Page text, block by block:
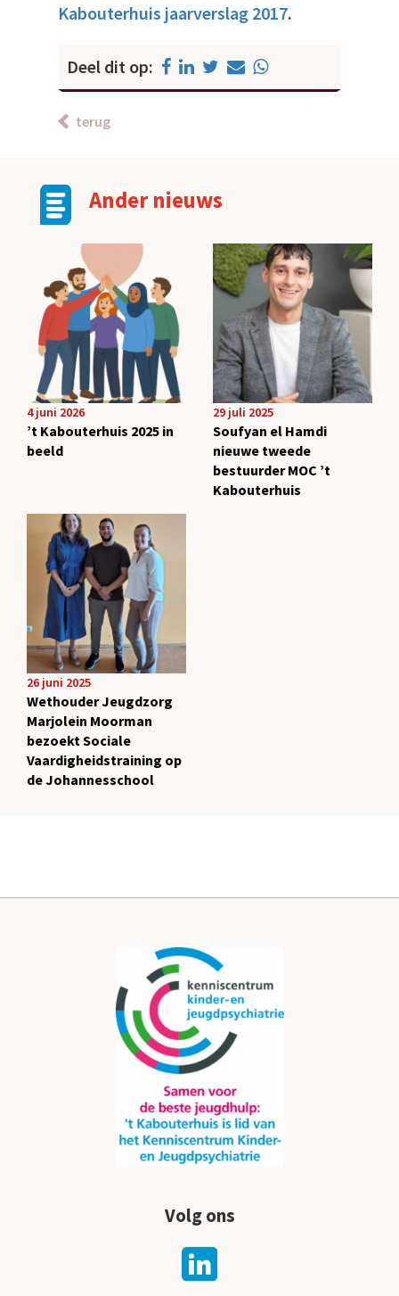
Kabouterhuis jaarverslag 2017.
Deel dit op:
terug
Ander nieuws
4 juni 2026
’t Kabouterhuis 2025 in
beeld
29 juli 2025
Soufyan el Hamdi
nieuwe tweede
bestuurder MOC ’t
Kabouterhuis
26 juni 2025
Wethouder Jeugdzorg
Marjolein Moorman
bezoekt Sociale
Vaardigheidstraining op
de Johannesschool
Volg ons